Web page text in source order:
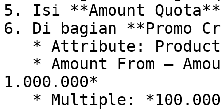
5. Isi **Amount
6. Di bagian **Promo
1.000.000*